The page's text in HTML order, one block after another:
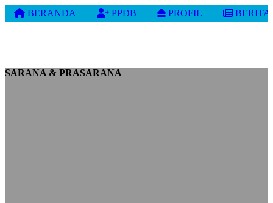
BERANDA PPDB PROFIL BERITA
SARANA & PRASARANA